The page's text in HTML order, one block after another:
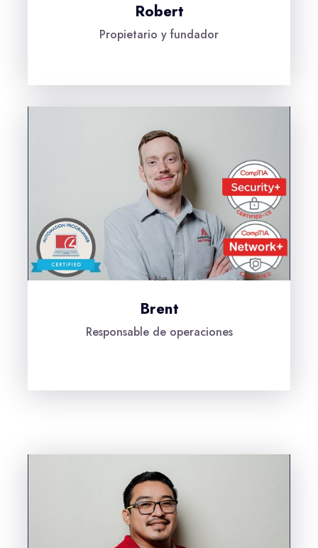
Robert
Propietario y fundador
Brent
Responsable de operaciones